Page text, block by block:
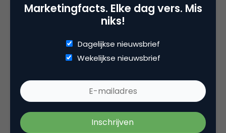
Met deze campagne steunt Albert Heijn samen
hun jacht naar het wereldkampioenschap. AH heeft
Maan en John gevraagd om hiervoor een nummer
te schrijven. Daarnaast is er een speciale poster
met de Oranje Leeuwinnen gemaakt die gratis te
Marketingfacts. Elke dag vers. Mis
niks!
Dagelijkse nieuwsbrief
Wekelijkse nieuwsbrief